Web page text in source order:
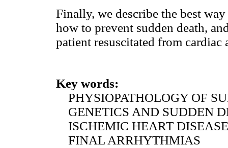
Finally, we describe the best
how to prevent sudden death,
patient resuscitated from cardiac
Key words:
PHYSIOPATHOLOGY OF
GENETICS AND SUDDEN
ISCHEMIC HEART
FINAL ARRHYTHMIAS